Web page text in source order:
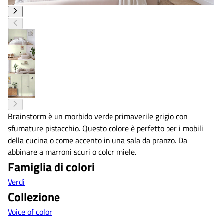
Brainstorm è un morbido verde primaverile grigio con
sfumature pistacchio. Questo colore è perfetto per i mobili
della cucina o come accento in una sala da pranzo. Da
abbinare a marroni scuri o color miele.
Famiglia di colori
Verdi
Collezione
Voice of color